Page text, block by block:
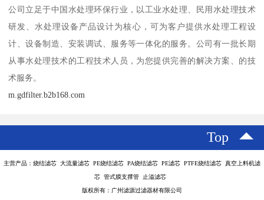
公司立足于中国水处理环保行业，以工业水处理、民用水处理技术
研发、水处理设备产品设计为核心，可为客户提供水处理工程设
计、设备制造、安装调试、服务等一体化的服务。公司有一批长期
从事水处理技术的工程技术人员，为您提供完善的解决方案、的技
术服务。
m.gdfilter.b2b168.com
Top
主营产品：烧结滤芯 大流量滤芯 PE烧结滤芯 PA烧结滤芯 PE滤芯 PTFE烧结滤芯 真空上料机滤
芯 管式膜支撑管 止溢滤芯
版权所有：广州滤源过滤器材有限公司